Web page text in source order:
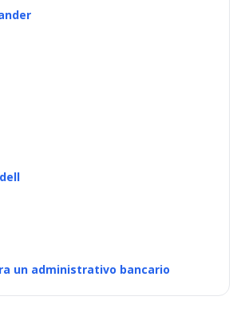
un administrativo bancario